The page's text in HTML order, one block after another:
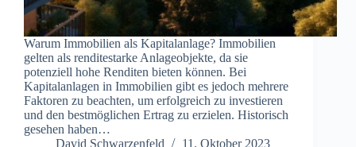
Warum Immobilien als Kapitalanlage? Immobilien
gelten als renditestarke Anlageobjekte, da sie
potenziell hohe Renditen bieten können. Bei
Kapitalanlagen in Immobilien gibt es jedoch mehrere
Faktoren zu beachten, um erfolgreich zu investieren
und den bestmöglichen Ertrag zu erzielen. Historisch
gesehen haben…
David Schwarzenfeld
11. Oktober 2023